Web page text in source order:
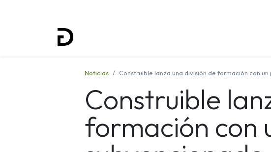
Noticias Construible lanza una división de formación con
Construible
formación con